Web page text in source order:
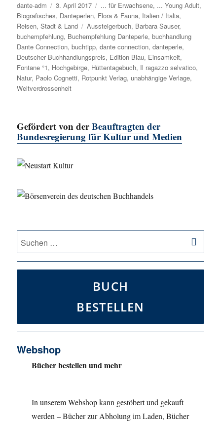
Autor
dante-adm
Veröffentlicht
am
3. April 2017 Kategorien
... für Erwachsene, ... Young Adult,
Biografisches, Danteperlen, Flora & Fauna, Italien / Italia,
Reisen,Stadt & Land Schlagwörter
Aussteigerbuch, Barbara Sauser,
buchempfehlung, Buchempfehlung Danteperle,buchhandlung
Dante Connection,buchtipp,dante connection,danteperle,
Deutscher Buchhandlungspreis, Edition Blau, Einsamkeit,
Fontane °1, Hochgebirge, Hüttentagebuch, Il ragazzo selvatico,
Natur, Paolo Cognetti, Rotpunkt Verlag, unabhängige Verlage,
Weltverdrossenheit
Gefördert von derBeauftragten der
Bundesregierung für Kultur und Medien
Suche
nach:
BUCH
BESTELLEN
Webshop
Bücher bestellen und mehr
In unserem Webshop kann gestöbert und gekauft
werden – Bücher zur Abholung im Laden, Bücher